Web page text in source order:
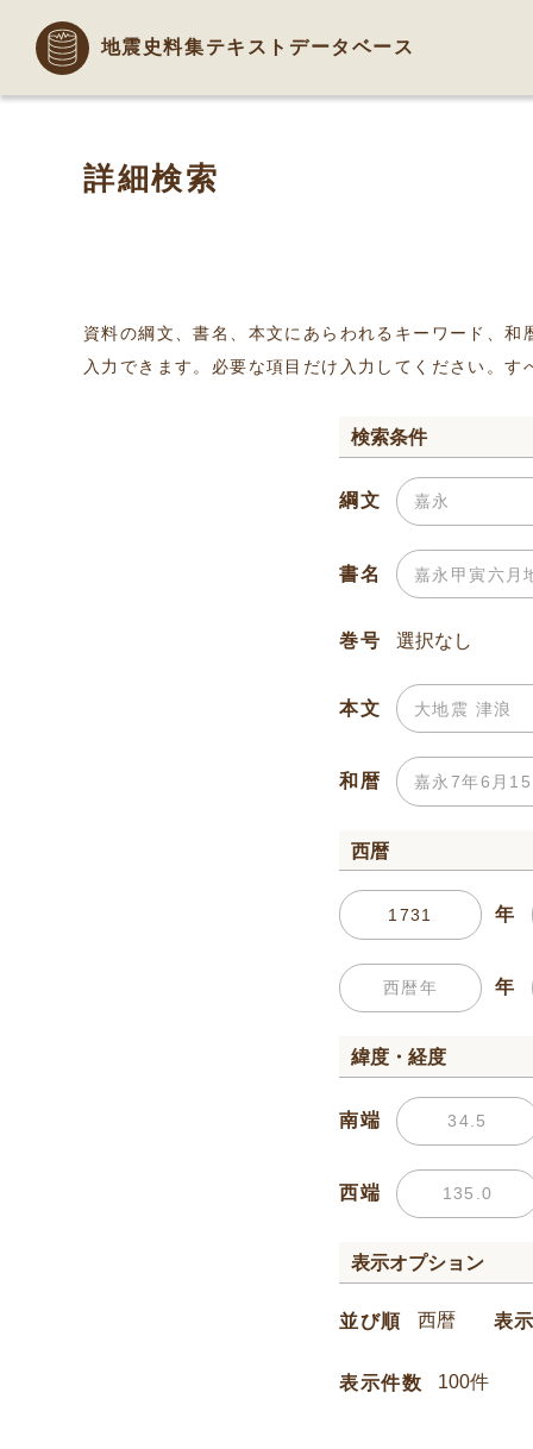
地震史料集テキストデータベース
詳細検索
資料の綱文、書名、本文にあらわれるキーワード、
入力できます。必要な項目だけ入力してください。
検索条件
綱文
書名
巻号
本文
和暦
西暦
年
年
緯度・経度
南端
西端
表示オプション
並び順 表
表示件数